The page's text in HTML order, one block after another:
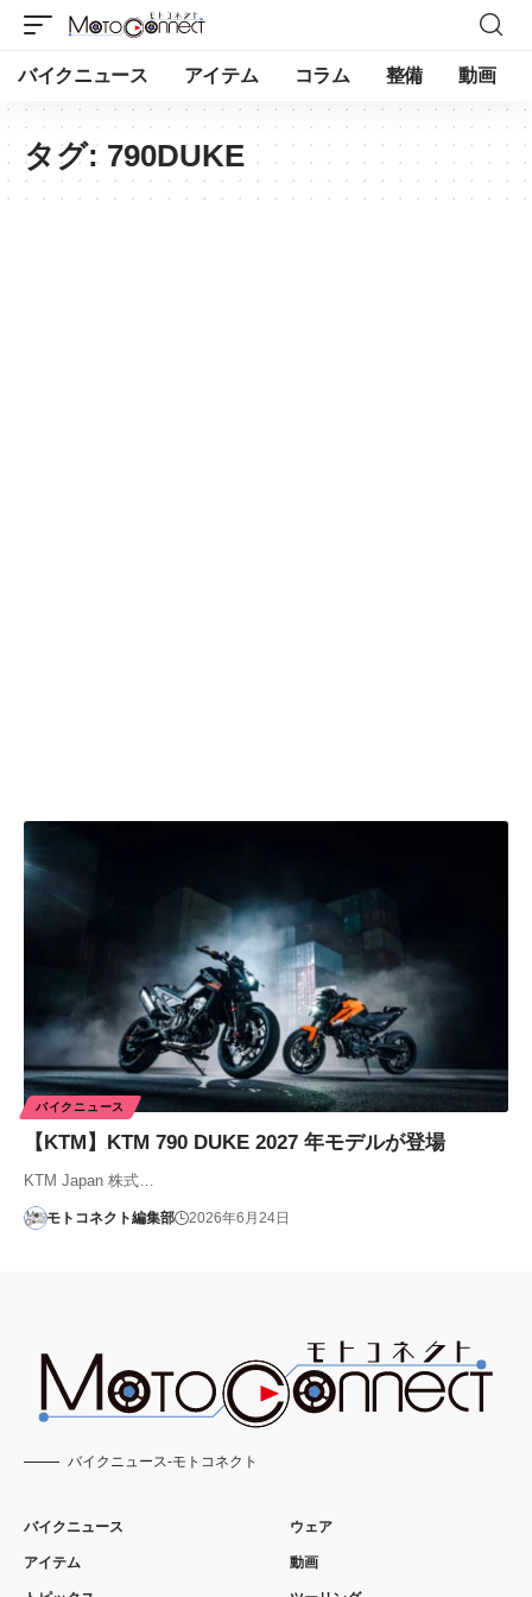
バイクニュース アイテム コラム 整備 動画
タグ: 790DUKE
バイクニュース
【KTM】KTM 790 DUKE 2027 年モデルが登場
KTM Japan 株式…
モトコネクト編集部 2026年6月24日
バイクニュース-モトコネクト
バイクニュース
アイテム
ウェア
動画